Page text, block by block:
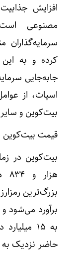
افزایش
مصنوعی
سرمایه‌گذاران
کرده و به این
اسپات، از
بیت‌کوین و سایر
قیمت بیت‌کوین در ۲۴ ساعت
برآورد می‌شود
به ۱۵